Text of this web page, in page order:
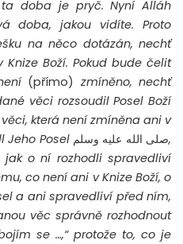
doba je pryč. Nyní Alláh
doba, jakou vidíte. Proto
na něco dotázán, nechť
Boží. Pokud bude čelit
(přímo) zmíněno, nechť
věci rozsoudil Posel Boží
věci, která není zmíněna ani v
Jeho Posel صلى الله عليه وسلم,
o ní rozhodli spravedliví
co není ani v Knize Boží, o
a ani spravedliví před ním,
věc správně rozhodnout
se …,“ protože to, co je